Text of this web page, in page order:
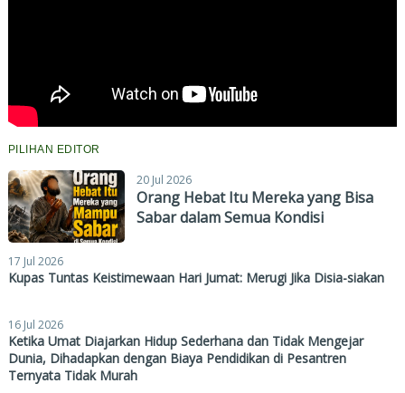
PILIHAN EDITOR
20 Jul 2026
Orang Hebat Itu Mereka yang Bisa
Sabar dalam Semua Kondisi
17 Jul 2026
Kupas Tuntas Keistimewaan Hari Jumat: Merugi Jika Disia-siakan
16 Jul 2026
Ketika Umat Diajarkan Hidup Sederhana dan Tidak Mengejar
Dunia, Dihadapkan dengan Biaya Pendidikan di Pesantren
Ternyata Tidak Murah